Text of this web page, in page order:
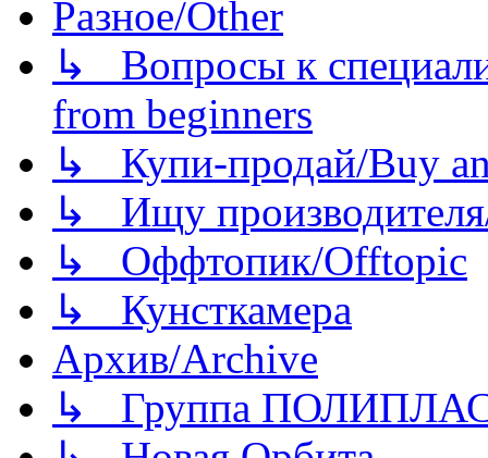
Разное/Other
↳ Вопросы к
from beginners
↳ Купи-продай/Buy
↳ Ищу
↳ Оффтопик/Offtopic
↳ Кунсткамера
Архив/Archive
↳ Группа